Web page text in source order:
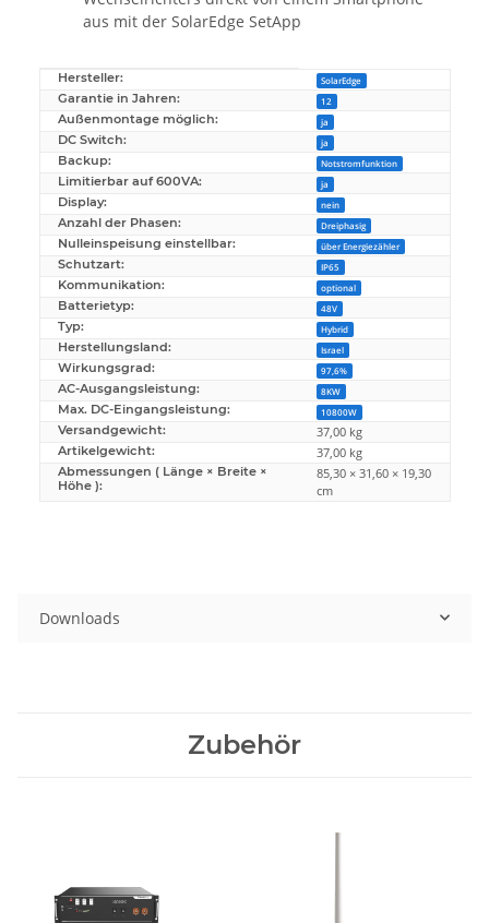
aus mit der SolarEdge SetApp
Produkteigenschaft
Wert
Hersteller: SolarEdge
Garantie in Jahren: 12
Außenmontage möglich: ja
DC Switch: ja
Backup: Notstromfunktion
Limitierbar auf 600VA: ja
Display: nein
Anzahl der Phasen: Dreiphasig
Nulleinspeisung einstellbar: über Energiezähler
Schutzart: IP65
Kommunikation: optional
Batterietyp: 48V
Typ: Hybrid
Herstellungsland: Israel
Wirkungsgrad: 97,6%
AC-Ausgangsleistung: 8KW
Max. DC-Eingangsleistung: 10800W
Versandgewicht: 37,00 kg
Artikelgewicht: 37,00 kg
Abmessungen ( Länge × Breite ×
Höhe ):
85,30 × 31,60 × 19,30
cm
Downloads
Zubehör